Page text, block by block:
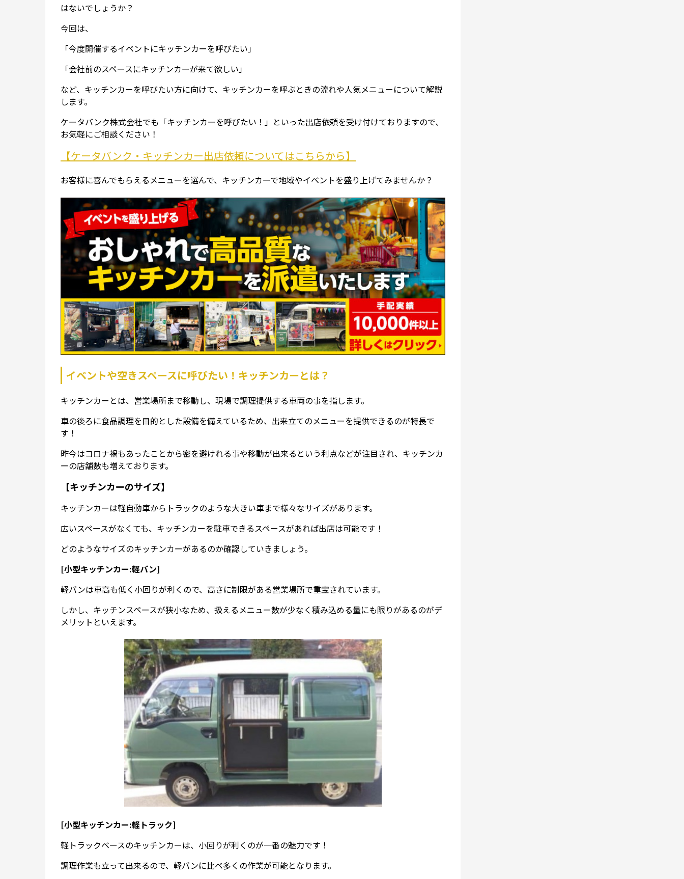
はないでしょうか？
今回は、
「今度開催するイベントにキッチンカーを呼びたい」
「会社前のスペースにキッチンカーが来て欲しい」
など、キッチンカーを呼びたい方に向けて、キッチンカーを呼ぶときの流れや人気メニューについて解説
します。
ケータバンク株式会社でも「キッチンカーを呼びたい！」といった出店依頼を受け付けておりますので、
お気軽にご相談ください！
【ケータバンク・キッチンカー出店依頼についてはこちらから】
お客様に喜んでもらえるメニューを選んで、キッチンカーで地域やイベントを盛り上げてみませんか？
イベントや空きスペースに呼びたい！キッチンカーとは？
キッチンカーとは、営業場所まで移動し、現場で調理提供する車両の事を指します。
車の後ろに食品調理を目的とした設備を備えているため、出来立てのメニューを提供できるのが特長で
す！
昨今はコロナ禍もあったことから密を避けれる事や移動が出来るという利点などが注目され、キッチンカ
ーの店舗数も増えております。
【キッチンカーのサイズ】
キッチンカーは軽自動車からトラックのような大きい車まで様々なサイズがあります。
広いスペースがなくても、キッチンカーを駐車できるスペースがあれば出店は可能です！
どのようなサイズのキッチンカーがあるのか確認していきましょう。
[小型キッチンカー:軽バン]
軽バンは車高も低く小回りが利くので、高さに制限がある営業場所で重宝されています。
しかし、キッチンスペースが狭小なため、扱えるメニュー数が少なく積み込める量にも限りがあるのがデ
メリットといえます。
[小型キッチンカー:軽トラック]
軽トラックベースのキッチンカーは、小回りが利くのが一番の魅力です！
調理作業も立って出来るので、軽バンに比べ多くの作業が可能となります。